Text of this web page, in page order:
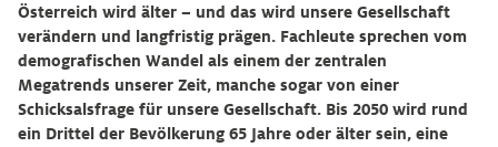
Österreich wird älter – und das wird unsere Gesellschaft
verändern und langfristig prägen. Fachleute sprechen vom
demografischen Wandel als einem der zentralen
Megatrends unserer Zeit, manche sogar von einer
Schicksalsfrage für unsere Gesellschaft. Bis 2050 wird rund
ein Drittel der Bevölkerung 65 Jahre oder älter sein, eine